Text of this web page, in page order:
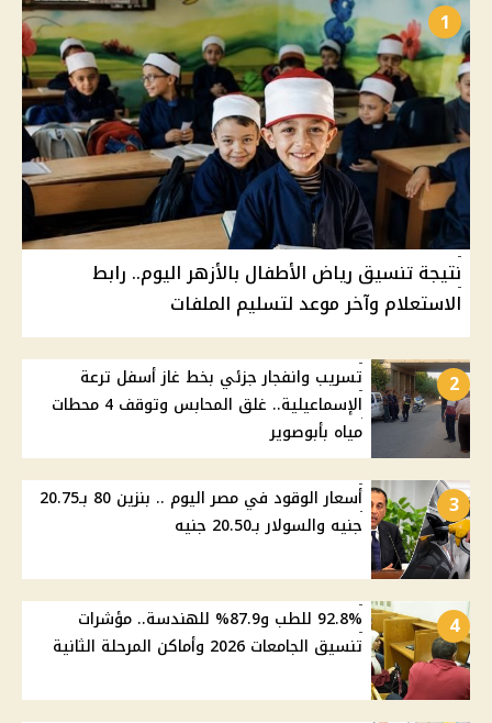
1
نتيجة تنسيق رياض الأطفال بالأزهر اليوم.. رابط
الاستعلام وآخر موعد لتسليم الملفات
2
تسريب وانفجار جزئي بخط غاز أسفل ترعة
الإسماعيلية.. غلق المحابس وتوقف 4 محطات
مياه بأبوصوير
3
أسعار الوقود في مصر اليوم .. بنزين 80 بـ20.75
جنيه والسولار بـ20.50 جنيه
4
92.8% للطب و87.9% للهندسة.. مؤشرات
تنسيق الجامعات 2026 وأماكن المرحلة الثانية